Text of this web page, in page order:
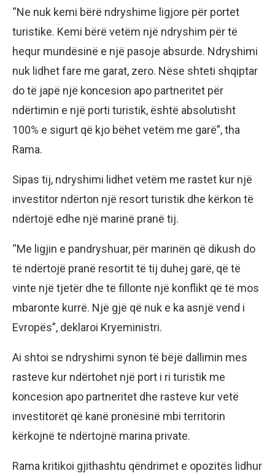
“Ne nuk kemi bërë ndryshime ligjore për portet
turistike. Kemi bërë vetëm një ndryshim për të
hequr mundësinë e një pasoje absurde. Ndryshimi
nuk lidhet fare me garat, zero. Nëse shteti shqiptar
do të japë një koncesion apo partneritet për
ndërtimin e një porti turistik, është absolutisht
100% e sigurt që kjo bëhet vetëm me garë”, tha
Rama.
Sipas tij, ndryshimi lidhet vetëm me rastet kur një
investitor ndërton një resort turistik dhe kërkon të
ndërtojë edhe një marinë pranë tij.
“Me ligjin e pandryshuar, për marinën që dikush do
të ndërtojë pranë resortit të tij duhej garë, që të
vinte një tjetër dhe të fillonte një konflikt që të mos
mbaronte kurrë. Një gjë që nuk e ka asnjë vend i
Evropës”, deklaroi Kryeministri.
Ai shtoi se ndryshimi synon të bëjë dallimin mes
rasteve kur ndërtohet një port i ri turistik me
koncesion apo partneritet dhe rasteve kur vetë
investitorët që kanë pronësinë mbi territorin
kërkojnë të ndërtojnë marina private.
Rama kritikoi gjithashtu qëndrimet e opozitës lidhur